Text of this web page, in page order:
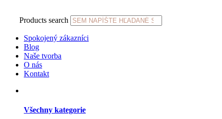
Products search
Spokojený zákazníci
Blog
Naše tvorba
O nás
Kontakt
Všechny kategorie